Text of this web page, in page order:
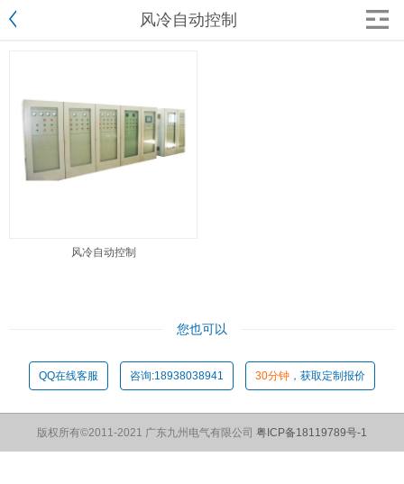
风冷自动控制
风冷自动控制
您也可以
QQ在线客服 咨询:18938038941 30分钟 ，获取定制报价
版权所有©2011-2021 广东九州电气有限公司 粤ICP备18119789号-1